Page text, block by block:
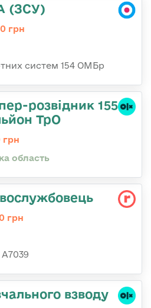
(ЗСУ)
грн
систем 154 ОМБр
розвідник 155
ТрО
грн
область
грн
А7039
взводу